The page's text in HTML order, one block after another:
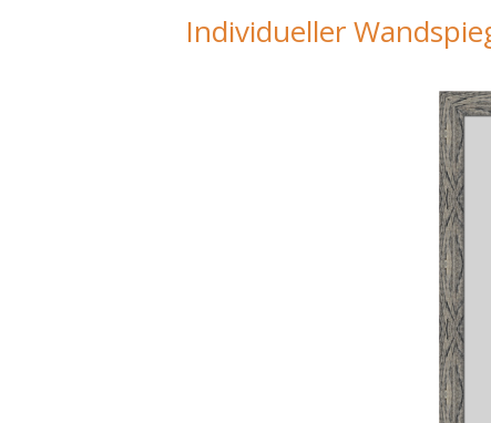
Individueller